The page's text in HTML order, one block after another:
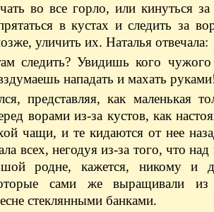
во все горло, или кинуться
в кустах и следить за
уличить их. Наталья отвечала:
следить? Увидишь кого
нападать и махать
представляя, как маленькая
ворами из-за кустов, как
чащи, и те кидаются от нее
всех, негодуя из-за того, что
родне, кажется, никому и
сами же выращивали
стеклянными банками.